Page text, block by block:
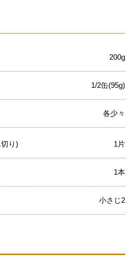
200g
1/2缶(95g)
各少々
り) 1片
1本
小さじ2